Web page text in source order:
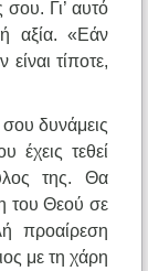
Γι’ αυτό
αξία. «Εάν
τίποτε,
σου δυνάμεις
έχεις τεθεί
της. Θα
του Θεού σε
προαίρεση
με τη χάρη